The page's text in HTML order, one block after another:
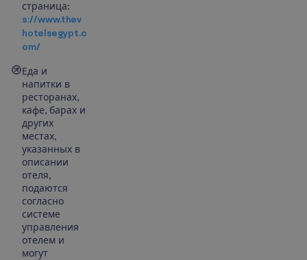
страница:
s://www.thev
hotelsegypt.c
om/
Еда и
напитки в
ресторанах,
кафе, барах и
других
местах,
указанных в
описании
отеля,
подаются
согласно
системе
управления
отелем и
могут